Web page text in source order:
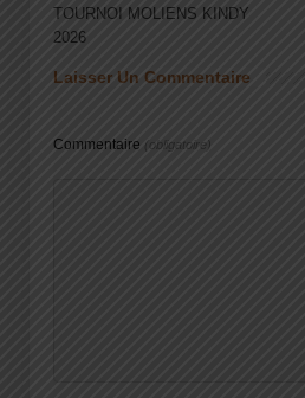
TOURNOI MOLIENS KINDY
2026
Laisser Un Commentaire
Commentaire (obligatoire)